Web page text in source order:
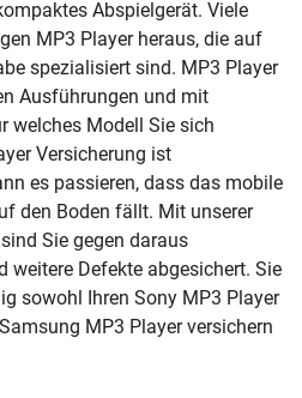
Abspielgerät. Viele
MP3 Player heraus, die auf
spezialisiert sind. MP3 Player
Ausführungen und mit
welches Modell Sie sich
Versicherung ist
es passieren, dass das mobile
den Boden fällt. Mit unserer
Sie gegen daraus
weitere Defekte abgesichert. Sie
sowohl Ihren Sony MP3 Player
MP3 Player versichern